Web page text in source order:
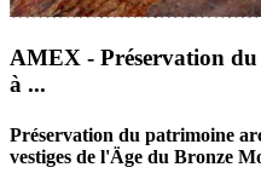
AMEX - Préservation
à ...
Préservation du patrimoine
vestiges de l'Äge du Bronze